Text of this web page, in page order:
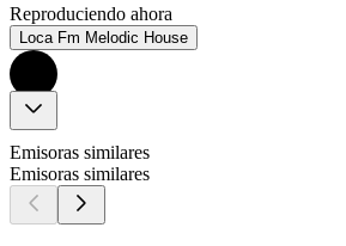
Reproduciendo ahora
Loca Fm Melodic House
Emisoras similares
Emisoras similares